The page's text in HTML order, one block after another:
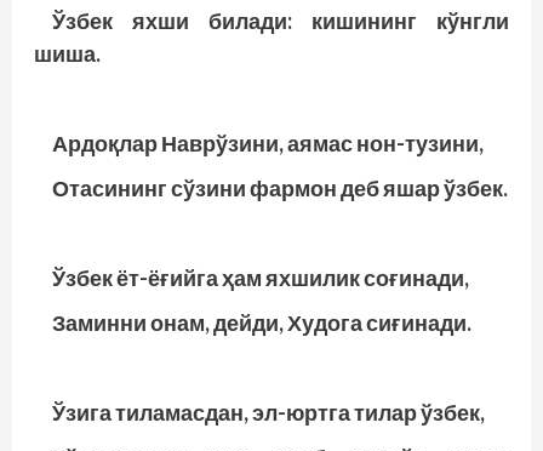
Ўзбек яхши билади: кишининг кўнгли
шиша.
Ардоқлар Наврўзини, аямас нон-тузини,
Отасининг сўзини фармон деб яшар ўзбек.
Ўзбек ёт-ёғийга ҳам яхшилик соғинади,
Заминни онам, дейди, Худога сиғинади.
Ўзига тиламасдан, эл-юртга тилар ўзбек,